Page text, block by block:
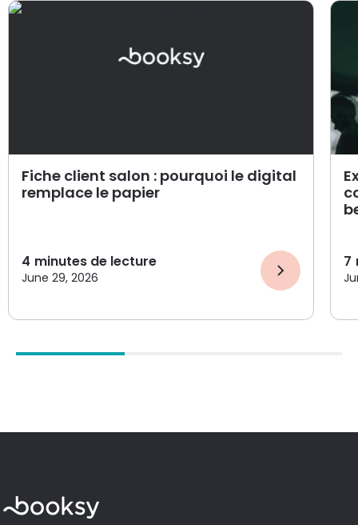
Fiche client salon : pourquoi le digital
remplace le papier
4 minutes de lecture
June 29, 2026
7